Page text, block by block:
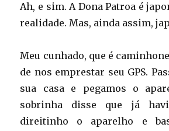
Ah, e sim. A Dona Patroa é
realidade. Mas, ainda assim,
Meu cunhado, que é
de nos emprestar seu GPS.
sua casa e pegamos o
sobrinha disse que já
direitinho o aparelho e